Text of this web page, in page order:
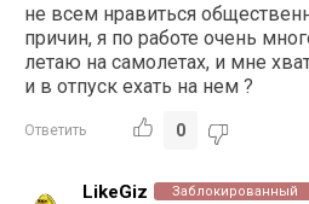
не всем нравиться
причин, я по работе очень
летаю на самолетах, и мне
и в отпуск ехать на нем ?
Ответить 0
LikeGiz Заблокированный